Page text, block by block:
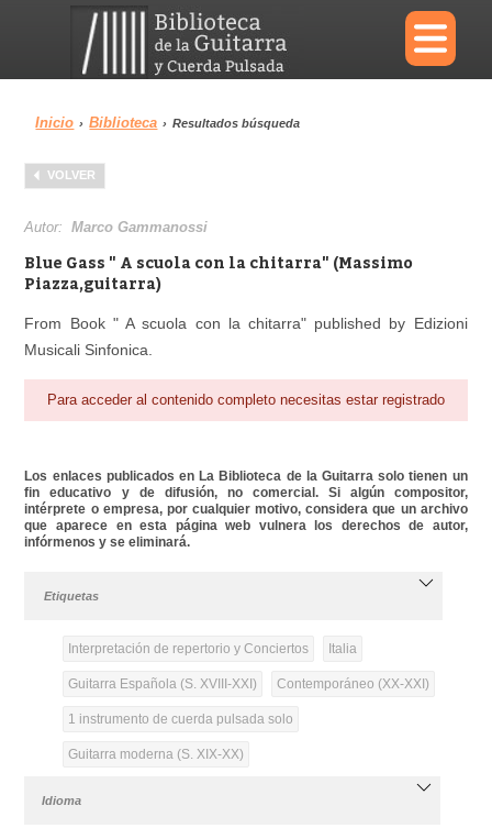
×
Menu
Biblioteca
Reproductor
Inicio › Biblioteca › Resultados búsqueda
VOLVER
Autor:Marco Gammanossi
Blue Gass " A scuola con la chitarra" (Massimo
Piazza,guitarra)
From Book " A scuola con la chitarra" published by Edizioni
Musicali Sinfonica.
Para acceder al contenido completo necesitas estar registrado
Los enlaces publicados en La Biblioteca de la Guitarra solo tienen un
fin educativo y de difusión, no comercial. Si algún compositor,
intérprete o empresa, por cualquier motivo, considera que un archivo
que aparece en esta página web vulnera los derechos de autor,
infórmenos y se eliminará.
Etiquetas
Interpretación de repertorio y Conciertos Italia
Guitarra Española (S. XVIII-XXI) Contemporáneo (XX-XXI)
1 instrumento de cuerda pulsada solo
Guitarra moderna (S. XIX-XX)
Idioma